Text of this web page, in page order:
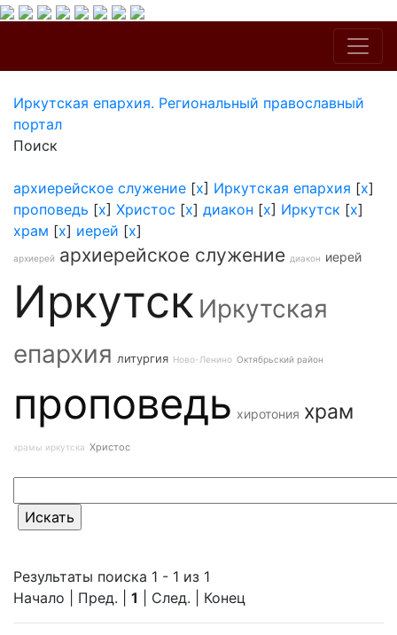
Иркутская епархия. Региональный православный
портал
Поиск
архиерейское служение [x] Иркутская епархия [x]
проповедь [x] Христос [x] диакон [x] Иркутск [x]
храм [x] иерей [x]
архиерей архиерейское служение диакон иерей
Иркутск Иркутская
епархия литургия Ново-Ленино Октябрьский район
проповедь хиротония храм
храмы иркутска Христос
Результаты поиска 1 - 1 из 1
Начало | Пред. | 1 | След. | Конец